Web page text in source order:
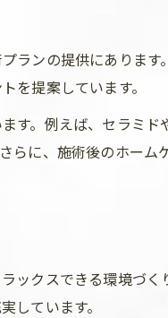
ンの見極め方
ロン活用術
続ケア法
ランの提供にありま
を提案しています。
す。例えば、セラミ
らに、施術後のホー
ックスできる環境づ
しています。